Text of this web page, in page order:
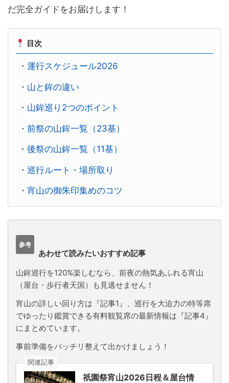
だ完全ガイドをお届けします！
目次
・ 運行スケジュール2026
・ 山と鉾の違い
・ 山鉾巡り2つのポイント
・ 前祭の山鉾一覧（23基）
・ 後祭の山鉾一覧（11基）
・ 巡行ルート・場所取り
・ 宵山の御朱印集めのコツ
参考
あわせて読みたいおすすめ記事
山鉾巡行を120%楽しむなら、前夜の熱気あふれる宵山
（屋台・歩行者天国）も見逃せません！
宵山の詳しい回り方は『記事1』、巡行を大迫力の特等席
でゆったり鑑賞できる有料観覧席の最新情報は『記事4』
にまとめています。
事前準備をバッチリ整えて出かけましょう！
関連記事
祇園祭宵山2026日程＆屋台情